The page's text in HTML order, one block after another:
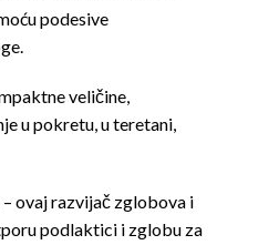
podesive
veličine,
u pokretu, u teretani,
ovaj razvijač zglobova i
podlaktici i zglobu za